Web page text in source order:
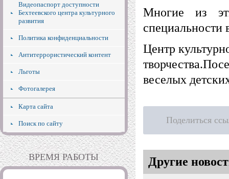
Видеопаспорт доступности
Бехтеевского центра культурного
развития
Политика конфиденциальности
Антитеррористический контент
Льготы
Фотогалерея
Карта сайта
Поиск по сайту
ВРЕМЯ РАБОТЫ
Многие из
специальности
Центр
веселых
Поделиться
Другие